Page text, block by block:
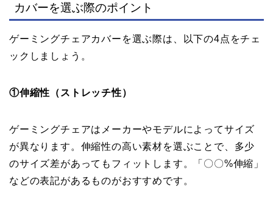
カバーを選ぶ際のポイント
ゲーミングチェアカバーを選ぶ際は、以下の4点をチェ
ックしましょう。
①伸縮性（ストレッチ性）
ゲーミングチェアはメーカーやモデルによってサイズ
が異なります。伸縮性の高い素材を選ぶことで、多少
のサイズ差があってもフィットします。「〇〇%伸縮」
などの表記があるものがおすすめです。